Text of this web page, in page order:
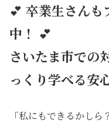
💕 卒業生さんも
中！ 💕
さいたま市での
っくり学べる安
「私にもできるかしら